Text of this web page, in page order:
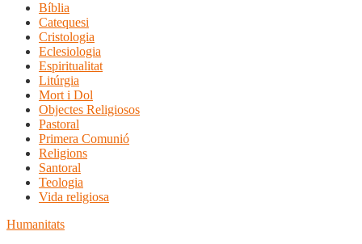
Bíblia
Catequesi
Cristologia
Eclesiologia
Espiritualitat
Litúrgia
Mort i Dol
Objectes Religiosos
Pastoral
Primera Comunió
Religions
Santoral
Teologia
Vida religiosa
Humanitats